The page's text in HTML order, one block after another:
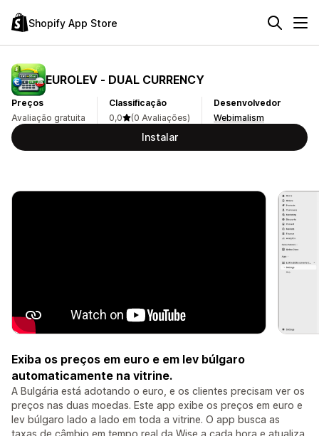
Shopify App Store
EUROLEV ‑ DUAL CURRENCY
Preços
Avaliação gratuita
Classificação
0,0
(0 Avaliações)
Desenvolvedor
Webimalism
Instalar
Exiba os preços em euro e em lev búlgaro
automaticamente na vitrine.
A Bulgária está adotando o euro, e os clientes precisam ver os
preços nas duas moedas. Este app exibe os preços em euro e
lev búlgaro lado a lado em toda a vitrine. O app busca as